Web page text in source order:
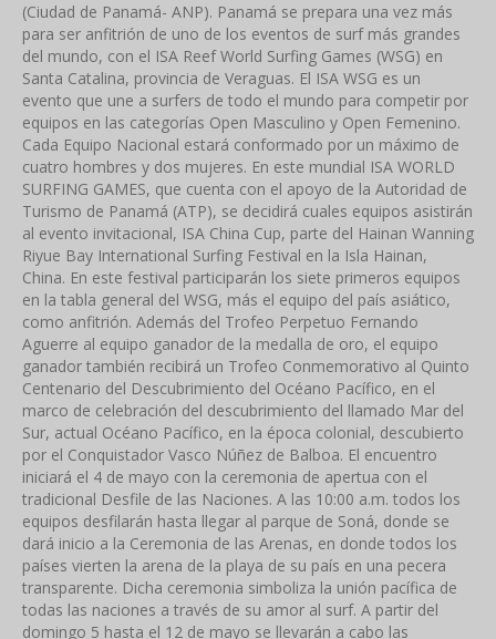
(Ciudad de Panamá- ANP). Panamá se prepara una vez más
para ser anfitrión de uno de los eventos de surf más grandes
del mundo, con el ISA Reef World Surfing Games (WSG) en
Santa Catalina, provincia de Veraguas. El ISA WSG es un
evento que une a surfers de todo el mundo para competir por
equipos en las categorías Open Masculino y Open Femenino.
Cada Equipo Nacional estará conformado por un máximo de
cuatro hombres y dos mujeres. En este mundial ISA WORLD
SURFING GAMES, que cuenta con el apoyo de la Autoridad de
Turismo de Panamá (ATP), se decidirá cuales equipos asistirán
al evento invitacional, ISA China Cup, parte del Hainan Wanning
Riyue Bay International Surfing Festival en la Isla Hainan,
China. En este festival participarán los siete primeros equipos
en la tabla general del WSG, más el equipo del país asiático,
como anfitrión. Además del Trofeo Perpetuo Fernando
Aguerre al equipo ganador de la medalla de oro, el equipo
ganador también recibirá un Trofeo Conmemorativo al Quinto
Centenario del Descubrimiento del Océano Pacífico, en el
marco de celebración del descubrimiento del llamado Mar del
Sur, actual Océano Pacífico, en la época colonial, descubierto
por el Conquistador Vasco Núñez de Balboa. El encuentro
iniciará el 4 de mayo con la ceremonia de apertua con el
tradicional Desfile de las Naciones. A las 10:00 a.m. todos los
equipos desfilarán hasta llegar al parque de Soná, donde se
dará inicio a la Ceremonia de las Arenas, en donde todos los
países vierten la arena de la playa de su país en una pecera
transparente. Dicha ceremonia simboliza la unión pacífica de
todas las naciones a través de su amor al surf. A partir del
domingo 5 hasta el 12 de mayo se llevarán a cabo las